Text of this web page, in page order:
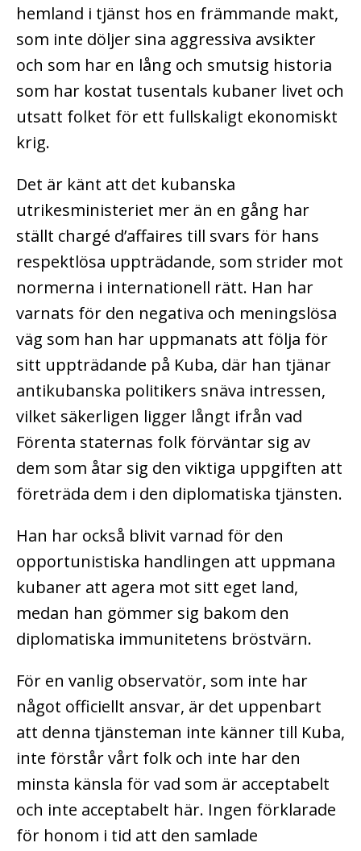
hemland i tjänst hos en främmande makt,
som inte döljer sina aggressiva avsikter
och som har en lång och smutsig historia
som har kostat tusentals kubaner livet och
utsatt folket för ett fullskaligt ekonomiskt
krig.
Det är känt att det kubanska
utrikesministeriet mer än en gång har
ställt chargé d’affaires till svars för hans
respektlösa uppträdande, som strider mot
normerna i internationell rätt. Han har
varnats för den negativa och meningslösa
väg som han har uppmanats att följa för
sitt uppträdande på Kuba, där han tjänar
antikubanska politikers snäva intressen,
vilket säkerligen ligger långt ifrån vad
Förenta staternas folk förväntar sig av
dem som åtar sig den viktiga uppgiften att
företräda dem i den diplomatiska tjänsten.
Han har också blivit varnad för den
opportunistiska handlingen att uppmana
kubaner att agera mot sitt eget land,
medan han gömmer sig bakom den
diplomatiska immunitetens bröstvärn.
För en vanlig observatör, som inte har
något officiellt ansvar, är det uppenbart
att denna tjänsteman inte känner till Kuba,
inte förstår vårt folk och inte har den
minsta känsla för vad som är acceptabelt
och inte acceptabelt här. Ingen förklarade
för honom i tid att den samlade